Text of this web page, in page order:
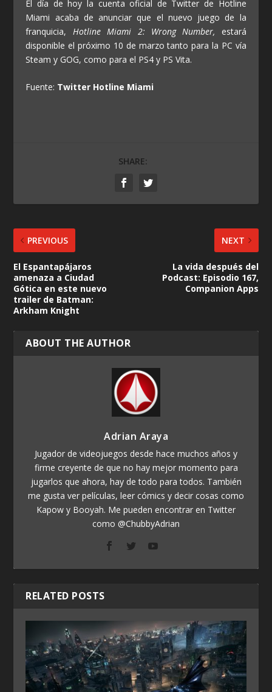
El día de hoy la cuenta oficial de Twitter de Hotline
Miami acaba de anunciar que el nuevo juego de la
franquicia, Hotline Miami 2: Wrong Number, estará
disponible el próximo 10 de marzo tanto para la PC vía
Steam y GOG, como para el PS4 y PS Vita.
Fuente: Twitter Hotline Miami
SHARE:
PREVIOUS
El Espantapájaros
amenaza a Ciudad
Gótica en este nuevo
trailer de Batman:
Arkham Knight
NEXT
La vida después del
Podcast: Episodio 167,
Companion Apps
ABOUT THE AUTHOR
Adrian Araya
Jugador de videojuegos desde hace muchos años y
firme creyente de que no hay mejor momento para
jugarlos que ahora, hay de todo para todos. También
me gusta ver películas, leer cómics y decir cosas como
Kapow y Booyah. Me pueden encontrar en Twitter
como @ChubbyAdrian
RELATED POSTS